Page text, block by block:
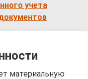
учета
материальную